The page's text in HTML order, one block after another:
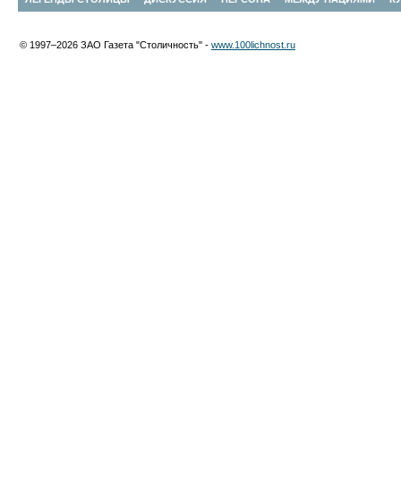
© 1997–2026 ЗАО Газета "Столичность" - www.100lichnost.ru